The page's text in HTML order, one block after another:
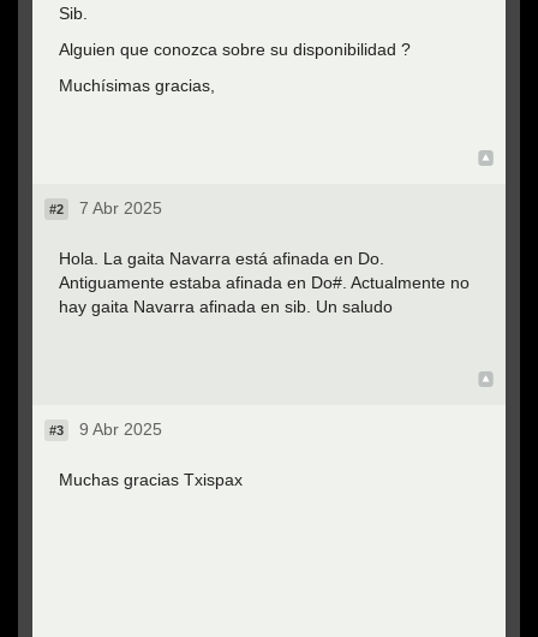
Sib.
Alguien que conozca sobre su disponibilidad ?
Muchísimas gracias,
#2 7 Abr 2025
Hola. La gaita Navarra está afinada en Do.
Antiguamente estaba afinada en Do#. Actualmente no
hay gaita Navarra afinada en sib. Un saludo
#3 9 Abr 2025
Muchas gracias Txispax